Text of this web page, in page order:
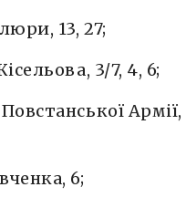
13, 27;
3/7, 4, 6;
Армії,
6;